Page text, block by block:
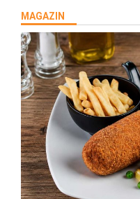
MAGAZIN